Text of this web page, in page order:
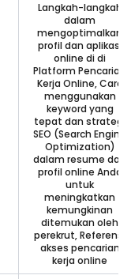
Langkah-langkah
dalam
mengoptimalkan
profil dan aplikasi
online di di
Platform Pencarian
Kerja Online, Cara
menggunakan
keyword yang
tepat dan strategi
SEO (Search Engine
Optimization)
dalam resume dan
profil online Anda
untuk
meningkatkan
kemungkinan
ditemukan oleh
perekrut, Referensi
akses pencarian
kerja online